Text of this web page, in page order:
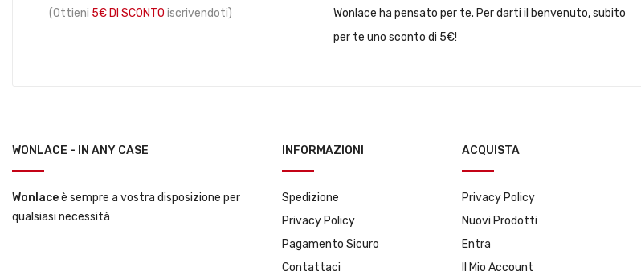
(Ottieni 5€ DI SCONTO iscrivendoti)
Wonlace ha pensato per te. Per darti il benvenuto, subito
per te uno sconto di 5€!
WONLACE - IN ANY CASE
Wonlaceè sempre a vostra disposizione per
qualsiasi necessità
INFORMAZIONI
Spedizione
Privacy Policy
Pagamento Sicuro
Contattaci
ACQUISTA
Privacy Policy
Nuovi Prodotti
Entra
Il Mio Account